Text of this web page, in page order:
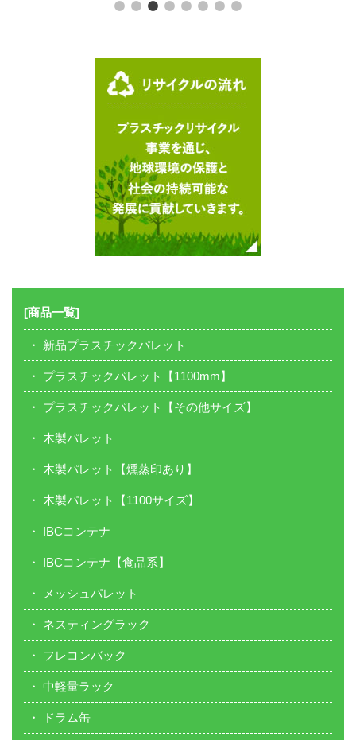
[商品一覧]
新品プラスチックパレット
プラスチックパレット【1100mm】
プラスチックパレット【その他サイズ】
木製パレット
木製パレット【燻蒸印あり】
木製パレット【1100サイズ】
IBCコンテナ
IBCコンテナ【食品系】
メッシュパレット
ネスティングラック
フレコンバック
中軽量ラック
ドラム缶